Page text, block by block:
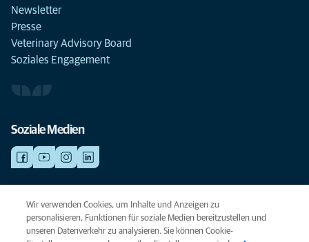
Newsletter
Presse
Veterinary Advisory Board
Soziales Engagement
Soziale Medien
NOTDIENSTE
Finden Sie hier Standorte mit Notfall-Service. Weil Ihr Tier die beste
Versorgung verdient.
Wir verwenden Cookies, um Inhalte und Anzeigen zu
personalisieren, Funktionen für soziale Medien bereitzustellen und
unseren Datenverkehr zu analysieren. Sie können Cookie-